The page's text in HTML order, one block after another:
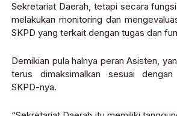
Sekretariat Daerah, tetapi secara
melakukan monitoring dan
SKPD yang terkait dengan tugas dan
Demikian pula halnya peran Asisten,
terus dimaksimalkan sesuai
SKPD-nya.